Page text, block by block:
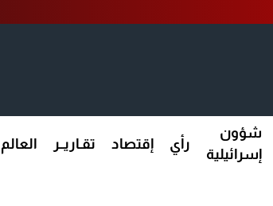
شؤون
إسرائيلية
رأي إقتصاد تقـاريــر العالم